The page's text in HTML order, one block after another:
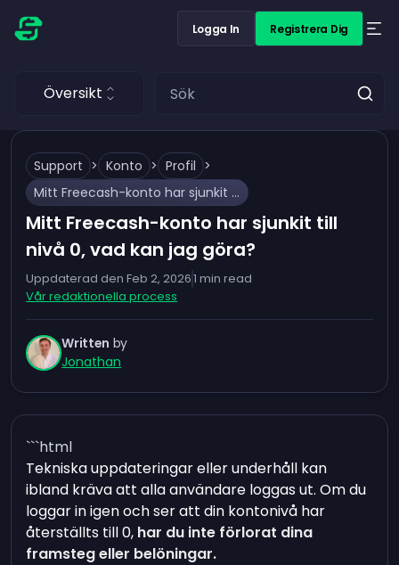
Logga In Registrera Dig
Översikt
Support > Konto > Profil >
Mitt Freecash-konto har sjunkit till nivå 0, vad kan jag göra?
Mitt Freecash-konto har sjunkit till
nivå 0, vad kan jag göra?
Uppdaterad den Feb 2, 20261 min read
Vår redaktionella process
Written by
Jonathan
```html
Tekniska uppdateringar eller underhåll kan
ibland kräva att alla användare loggas ut. Om du
loggar in igen och ser att din kontonivå har
återställts till 0, har du inte förlorat dina
framsteg eller belöningar.